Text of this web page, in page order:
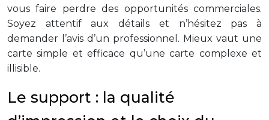
vous faire perdre des opportunités commerciales.
Soyez attentif aux détails et n’hésitez pas à
demander l’avis d’un professionnel. Mieux vaut une
carte simple et efficace qu’une carte complexe et
illisible.
Le support : la qualité